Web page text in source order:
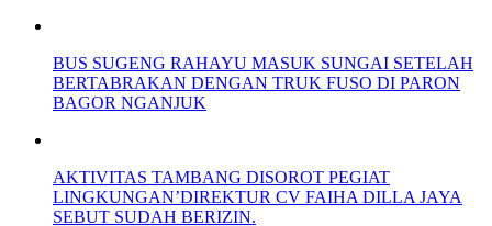
BUS SUGENG RAHAYU MASUK SUNGAI SETELAH
BERTABRAKAN DENGAN TRUK FUSO DI PARON
BAGOR NGANJUK
AKTIVITAS TAMBANG DISOROT PEGIAT
LINGKUNGAN’DIREKTUR CV FAIHA DILLA JAYA
SEBUT SUDAH BERIZIN.